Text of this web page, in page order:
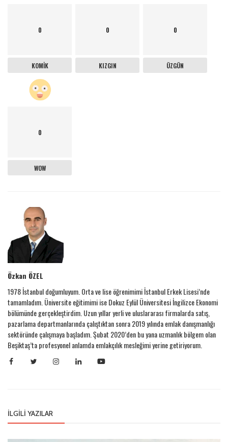
0
KOMIK
0
KIZGIN
0
ÜZGÜN
0
WOW
Özkan ÖZEL
1978 İstanbul doğumluyum. Orta ve lise öğrenimimi İstanbul Erkek Lisesi’nde
tamamladım. Üniversite eğitimimi ise Dokuz Eylül Üniversitesi İngilizce Ekonomi
bölümünde gerçekleştirdim. Uzun yıllar yerli ve uluslararası firmalarda satış,
pazarlama departmanlarında çalıştıktan sonra 2019 yılında emlak danışmanlığı
sektöründe çalışmaya başladım. Şubat 2020’den bu yana uzmanlık bölgem olan
Beşiktaş’ta profesyonel anlamda emlakçılık mesleğimi yerine getiriyorum.
İLGILI YAZILAR